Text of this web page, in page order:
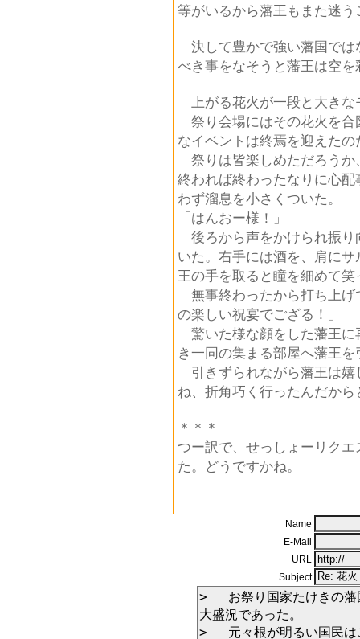
等がいるから藩王もまた迷
決して豊かで強い藩国では
べき事をなそうと藩王は空
上がる花火が一段と大きな
祭り会場にはその花火を合
なイベントは終焉を迎えたの
祭りは皆楽しめただろうか
終われば終わったなりに心
わず溜息を小さくついた。
「はんおー様！」
後ろから声をかけられ振り
いた。右手には酒を、肩に
王の手を取ると瞳を細めて笑
「無事終わったから打ち上
の楽しい祝宴でござる！」
驚いた様な顔をした藩王に
き一同の集まる部屋へ藩王
引きずられながら藩王は嬉
ね、折角巧く行ったんだか
＊＊＊
つー訳で、せっしょーリク
た。どうですかね。
Name
E-Mail
URL
Subject